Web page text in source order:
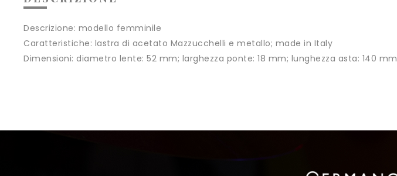
Descrizione: modello femminile
Caratteristiche: lastra di acetato Mazzucchelli e metallo; made in Italy
Dimensioni: diametro lente: 52 mm; larghezza ponte: 18 mm; lunghezza asta: 140 mm